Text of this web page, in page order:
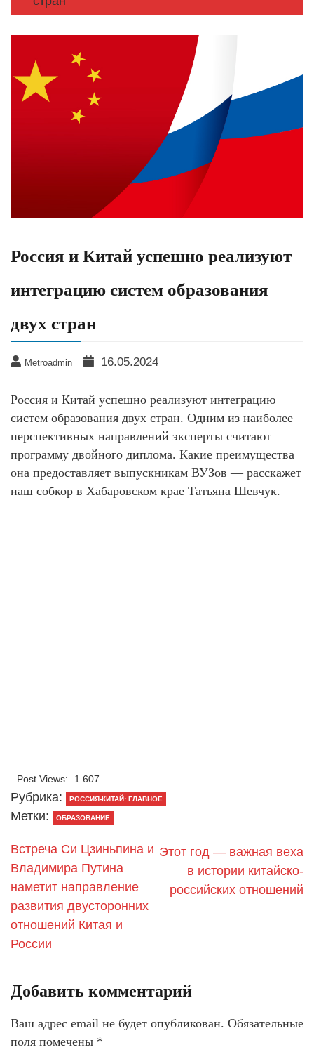
Россия и Китай успешно реализуют
интеграцию систем образования
двух стран
Metroadmin 16.05.2024
Россия и Китай успешно реализуют интеграцию
систем образования двух стран. Одним из наиболее
перспективных направлений эксперты считают
программу двойного диплома. Какие преимущества
она предоставляет выпускникам ВУЗов — расскажет
наш собкор в Хабаровском крае Татьяна Шевчук.
Post Views: 1 607
Рубрика: РОССИЯ-КИТАЙ: ГЛАВНОЕ
Метки: ОБРАЗОВАНИЕ
Встреча Си Цзиньпина и
Владимира Путина
наметит направление
развития двусторонних
отношений Китая и
России
Этот год — важная веха
в истории китайско-
российских отношений
Добавить комментарий
Ваш адрес email не будет опубликован. Обязательные
поля помечены *